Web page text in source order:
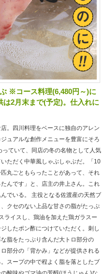
※コース料理(6,480円～)に
2月末まで(予定)。仕入れに
。四川料理をベースに独自のアレン
ュアルな創作メニューを豊富にそろ
ていて、同店の冬の名物として人気
ただく中華風しゃぶしゃぶだ。「10
丸ごともらったことがあって、それ
んです」と、店主の井上さん。これ
でいる。 主役となる佐渡産の天然ブ
クセのない上品な甘さの脂がたっぷ
ライスし、鶏油を加えた鶏ガラスー
したポン酢につけていただく。刺し
脂をたっぷり含んだ大トロ部分の
部分の「背かみ」などが提供される
スープの中で程よく脂を落としたブ